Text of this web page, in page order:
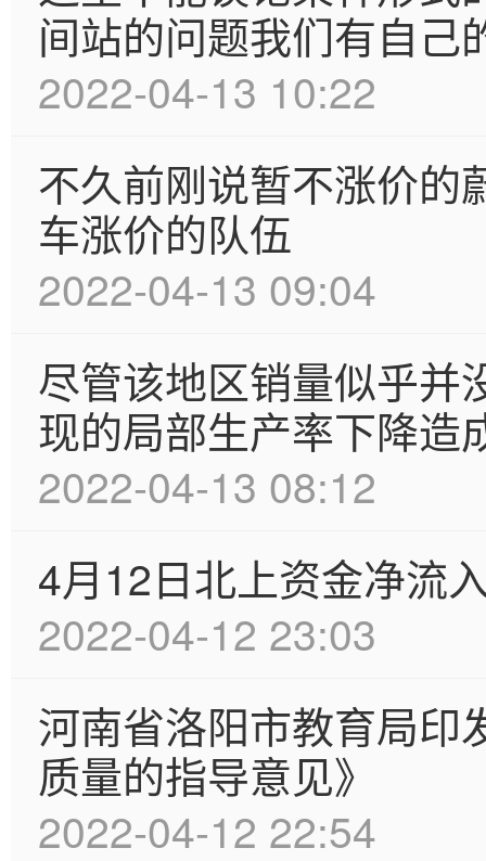
间站的问题我们有自己
2022-04-13 10:22
不久前刚说暂不涨价的
车涨价的队伍
2022-04-13 09:04
尽管该地区销量似乎并
现的局部生产率下降造
2022-04-13 08:12
4月12日北上资金净流
2022-04-12 23:03
河南省洛阳市教育局印
质量的指导意见》
2022-04-12 22:54